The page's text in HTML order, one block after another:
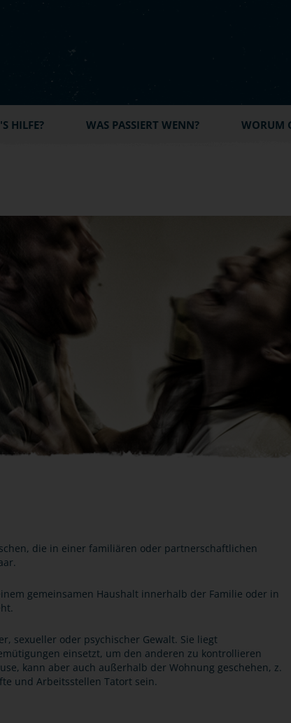
HILFE? WAS PASSIERT WENN? WORUM
die in einer familiären oder partnerschaftlichen
gemeinsamen Haushalt innerhalb der Familie oder in
sexueller oder psychischer Gewalt. Sie liegt
einsetzt, um den anderen zu kontrollieren
kann aber auch außerhalb der Wohnung geschehen, z.
und Arbeitsstellen Tatort sein.